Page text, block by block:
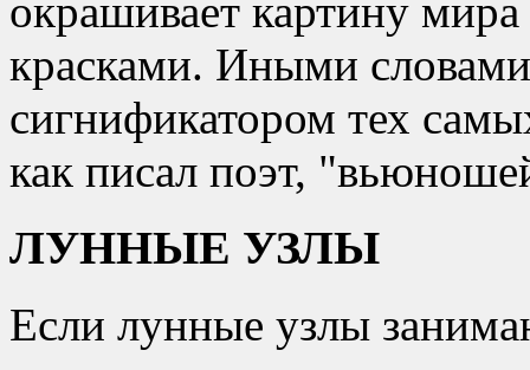
окрашивает картину
красками. Иными
сигнификатором тех
как писал поэт,
ЛУННЫЕ УЗЛЫ
Если лунные узлы